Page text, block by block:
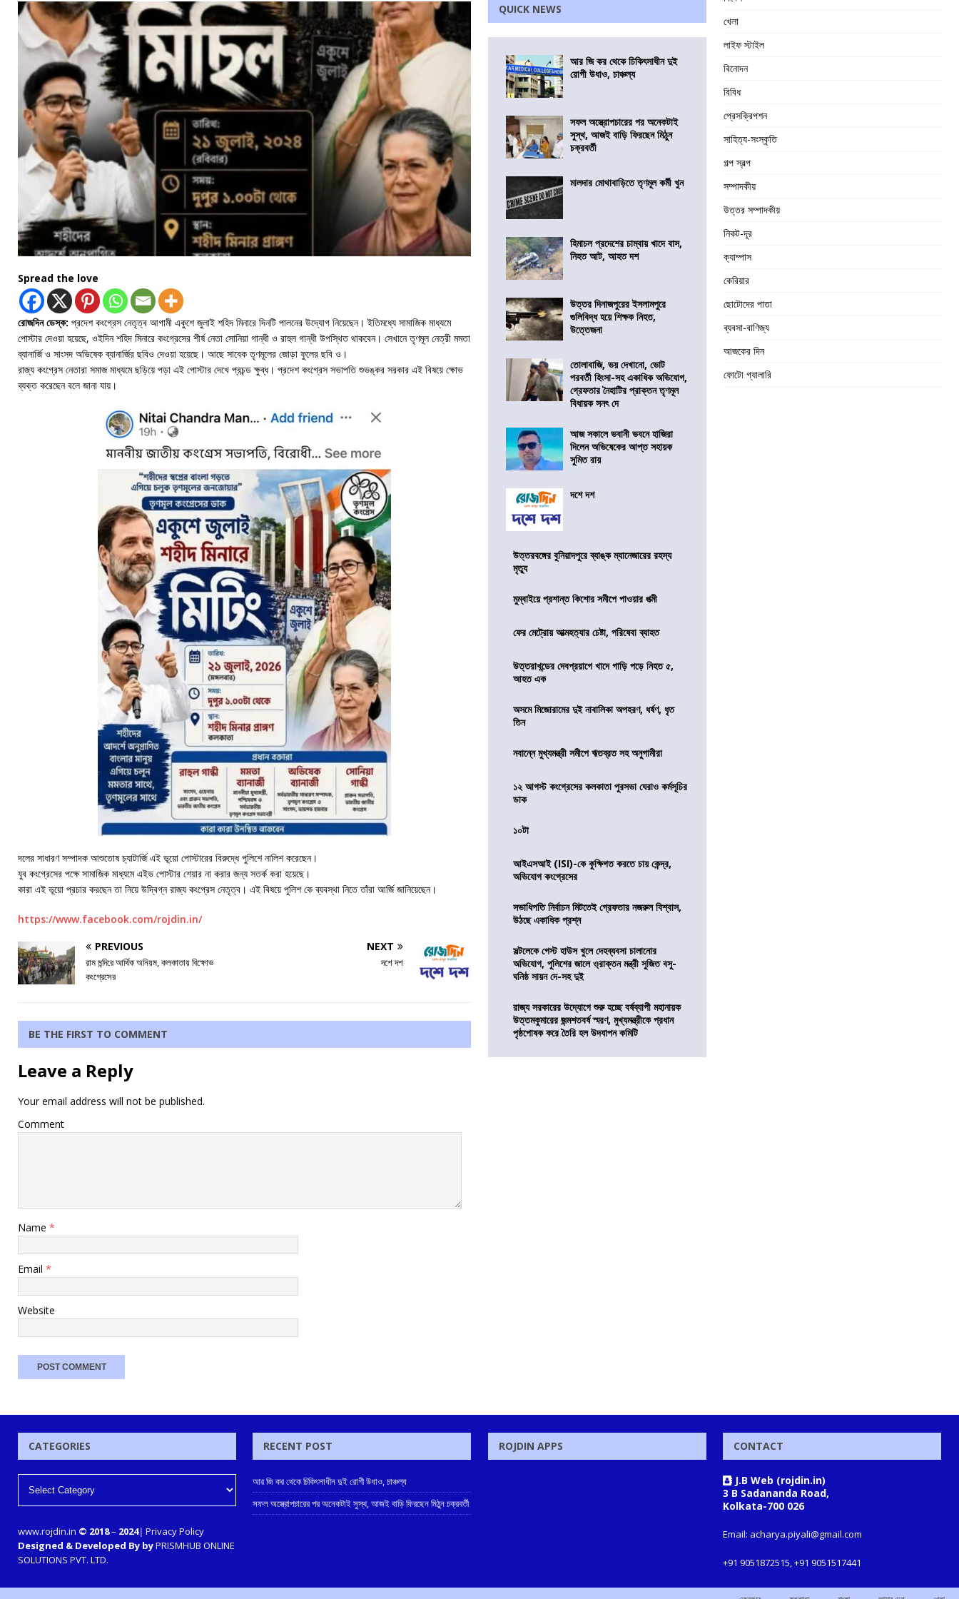
Spread the love
রোজদিন ডেস্ক: প্রদেশ কংগ্রেস নেতৃত্ব আগামী একুশে জুলাই শহিদ মিনারে দিনটি পালনের উদ্যোগ নিয়েছেন। ইতিমধ্যে সামাজিক মাধ্যমে
পোস্টার দেওয়া হয়েছে, ওইদিন শহিদ মিনারে কংগ্রেসের শীর্ষ নেতা সোনিয়া গান্ধী ও রাহুল গান্ধী উপস্থিত থাকবেন। সেখানে তৃণমূল নেত্রী মমতা
ব্যানার্জি ও সাংসদ অভিষেক ব্যানার্জির ছবিও দেওয়া হয়েছে। আছে সাবেক তৃণমূলের জোড়া ফুলের ছবি ও।
রাজ্য কংগ্রেস নেতারা সমাজ মাধ্যমে ছড়িয়ে পড়া এই পোস্টার দেখে প্রচন্ড ক্ষুব্ধ। প্রদেশ কংগ্রেস সভাপতি শুভঙ্কর সরকার এই বিষয়ে ক্ষোভ
ব্যক্ত করেছেন বলে জানা যায়।
দলের সাধারণ সম্পাদক আশুতোষ চ্যাটার্জি এই ভূয়ো পোস্টারের বিরুদ্ধে পুলিশে নালিশ করেছেন।
যুব কংগ্রেসের পক্ষে সামাজিক মাধ্যমে এইভ পোস্টার শেয়ার না করার জন্য সতর্ক করা হয়েছে।
কারা এই ভূয়ো প্রচার করছেন তা নিয়ে উদ্বিগ্ন রাজ্য কংগ্রেস নেতৃত্ব। এই বিষয়ে পুলিশ কে ব্যবস্থা নিতে তাঁরা আর্জি জানিয়েছেন।
https://www.facebook.com/rojdin.in/
PREVIOUS
রাম মন্দিরে আর্থিক অনিয়ম, কলকাতায় বিক্ষোভ
কংগ্রেসের
NEXT
দশে দশ
BE THE FIRST TO COMMENT
Leave a Reply
Your email address will not be published.
Comment
Name *
Email *
Website
QUICK NEWS
আর জি কর থেকে চিকিৎসাধীন দুই
রোগী উধাও, চাঞ্চল্য
সফল অস্ত্রোপচারের পর অনেকটাই
সুস্থ, আজই বাড়ি ফিরছেন মিঠুন
চক্রবর্তী
মালদার মোথাবাড়িতে তৃণমূল কর্মী খুন
হিমাচল প্রদেশের চাম্বায় খাদে বাস,
নিহত আট, আহত দশ
উত্তর দিনাজপুরের ইসলামপুরে
গুলিবিদ্ধ হয়ে শিক্ষক নিহত,
উত্তেজনা
তোলাবাজি, ভয় দেখানো, ভোট
পরবর্তী হিংসা-সহ একাধিক অভিযোগ,
গ্রেফতার নৈহাটির প্রাক্তন তৃণমূল
বিধায়ক সনৎ দে
আজ সকালে ভবানী ভবনে হাজিরা
দিলেন অভিষেকের আপ্ত সহায়ক
সুমিত রায়
দশে দশ
উত্তরবঙ্গের বুনিয়াদপুরে ব্যাঙ্ক ম্যানেজারের রহস্য
মৃত্যু
মুম্বাইয়ে প্রশান্ত কিশোর সমীপে পাওয়ার পত্মী
ফের মেট্রোয় আত্মহত্যার চেষ্টা, পরিষেবা ব্যাহত
উত্তরাখন্ডের দেবপ্রয়াগে খাদে গাড়ি পড়ে নিহত ৫,
আহত এক
অসমে মিজোরামের দুই নাবালিকা অপহরণ, ধর্ষণ, ধৃত
তিন
নবান্নে মুখ্যমন্ত্রী সমীপে ঋতব্রত সহ অনুগামীরা
১২ আগস্ট কংগ্রেসের কলকাতা পুরসভা ঘেরাও কর্মসূচির
ডাক
১০টা
আইএসআই (ISI)-কে কুক্ষিগত করতে চায় কেন্দ্র,
অভিযোগ কংগ্রেসের
সভাধিপতি নির্বাচন মিটতেই গ্রেফতার নজরুল বিশ্বাস,
উঠছে একাধিক প্রশ্ন
সল্টলেকে গেস্ট হাউস খুলে দেহব্যবসা চালানোর
অভিযোগ, পুলিশের জালে ও্রাক্তন মন্ত্রী সুজিত বসু-
ঘনিষ্ঠ সায়ন দে-সহ দুই
রাজ্য সরকারের উদ্যোগে শুরু হচ্ছে বর্ষব্যাপী মহানায়ক
উত্তমকুমারের জন্মশতবর্ষ স্মরণ, মুখ্যমন্ত্রীকে প্রধান
পৃষ্ঠপোষক করে তৈরি হল উদযাপন কমিটি
খেলা
লাইফ স্টাইল
বিনোদন
বিবিধ
প্রেসক্রিপশন
সাহিত্য-সংস্কৃতি
গল্প স্বল্প
সম্পাদকীয়
উত্তর সম্পাদকীয়
নিকট-দূর
ক্যাম্পাস
কেরিয়ার
ছোটোদের পাতা
ব্যবসা-বাণিজ্য
আজকের দিন
ফোটো গ্যালারি
CATEGORIES
www.rojdin.in © 2018– 2024| Privacy Policy
Designed & Developed By byPRISMHUB ONLINE
SOLUTIONS PVT. LTD.
RECENT POST
আর জি কর থেকে চিকিৎসাধীন দুই রোগী উধাও, চাঞ্চল্য
সফল অস্ত্রোপচারের পর অনেকটাই সুস্থ, আজই বাড়ি ফিরছেন মিঠুন চক্রবর্তী
ROJDIN APPS CONTACT
J.B Web (rojdin.in)
3 B Sadananda Road,
Kolkata-700 026
Email: acharya.piyali@gmail.com
+91 9051872515, +91 9051517441